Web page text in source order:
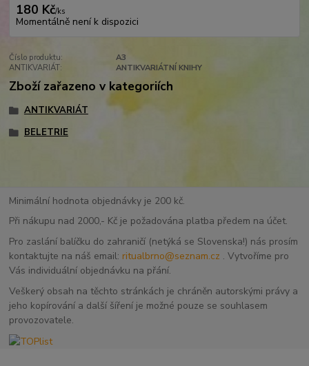
180 Kč/ks
Momentálně není k dispozici
Číslo produktu:
A3
ANTIKVARIÁT:
ANTIKVARIÁTNÍ KNIHY
Zboží zařazeno v kategoriích
ANTIKVARIÁT
BELETRIE
Minimální hodnota objednávky je 200 kč.
Při nákupu nad 2000,- Kč je požadována platba předem na účet.
Pro zaslání balíčku do zahraničí (netýká se Slovenska!) nás prosím
kontaktujte na náš email: ritualbrno@seznam.cz . Vytvoříme pro
Vás individuální objednávku na přání.
Veškerý obsah na těchto stránkách je chráněn autorskými právy a
jeho kopírování a další šíření je možné pouze se souhlasem
provozovatele.